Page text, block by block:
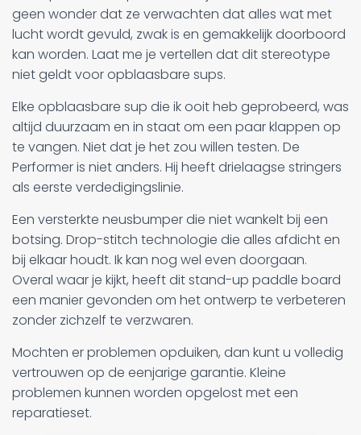
geen wonder dat ze verwachten dat alles wat met
lucht wordt gevuld, zwak is en gemakkelijk doorboord
kan worden. Laat me je vertellen dat dit stereotype
niet geldt voor opblaasbare sups.
Elke opblaasbare sup die ik ooit heb geprobeerd, was
altijd duurzaam en in staat om een paar klappen op
te vangen. Niet dat je het zou willen testen. De
Performer is niet anders. Hij heeft drielaagse stringers
als eerste verdedigingslinie.
Een versterkte neusbumper die niet wankelt bij een
botsing. Drop-stitch technologie die alles afdicht en
bij elkaar houdt. Ik kan nog wel even doorgaan.
Overal waar je kijkt, heeft dit stand-up paddle board
een manier gevonden om het ontwerp te verbeteren
zonder zichzelf te verzwaren.
Mochten er problemen opduiken, dan kunt u volledig
vertrouwen op de eenjarige garantie. Kleine
problemen kunnen worden opgelost met een
reparatieset.